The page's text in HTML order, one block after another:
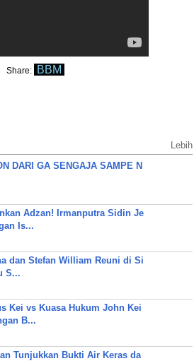
Share: BBM
Lebih
DARI GA SENGAJA SAMPE N
Adzan! Irmanputra Sidin Je
Is...
dan Stefan William Reuni di Si
S...
Kei vs Kuasa Hukum John Kei
B...
Tunjukkan Bukti Air Keras da